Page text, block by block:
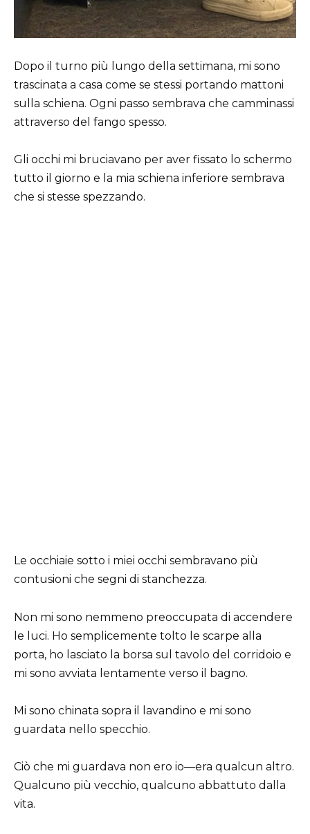
Dopo il turno più lungo della settimana, mi sono
trascinata a casa come se stessi portando mattoni
sulla schiena. Ogni passo sembrava che camminassi
attraverso del fango spesso.
Gli occhi mi bruciavano per aver fissato lo schermo
tutto il giorno e la mia schiena inferiore sembrava
che si stesse spezzando.
Le occhiaie sotto i miei occhi sembravano più
contusioni che segni di stanchezza.
Non mi sono nemmeno preoccupata di accendere
le luci. Ho semplicemente tolto le scarpe alla
porta, ho lasciato la borsa sul tavolo del corridoio e
mi sono avviata lentamente verso il bagno.
Mi sono chinata sopra il lavandino e mi sono
guardata nello specchio.
Ciò che mi guardava non ero io—era qualcun altro.
Qualcuno più vecchio, qualcuno abbattuto dalla
vita.